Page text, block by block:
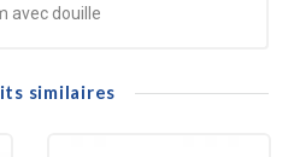
avec douille
similaires